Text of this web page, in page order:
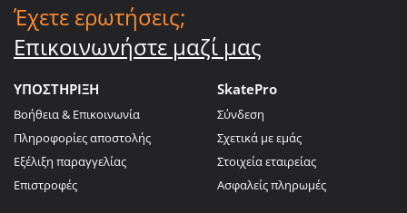
Έχετε ερωτήσεις;
Επικοινωνήστε μαζί μας
ΥΠΟΣΤΗΡΙΞΗ
Βοήθεια & Επικοινωνία
Πληροφορίες αποστολής
Εξέλιξη παραγγελίας
Επιστροφές
SkatePro
Σύνδεση
Σχετικά με εμάς
Στοιχεία εταιρείας
Ασφαλείς πληρωμές